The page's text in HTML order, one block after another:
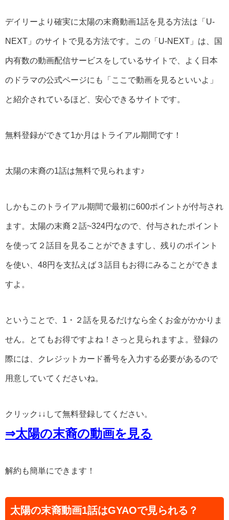
デイリーより確実に太陽の末裔動画1話を見る方法は「U-
NEXT」のサイトで見る方法です。この「U-NEXT」は、国
内有数の動画配信サービスをしているサイトで、よく日本
のドラマの公式ページにも「ここで動画を見るといいよ」
と紹介されているほど、安心できるサイトです。
無料登録ができて1か月はトライアル期間です！
太陽の末裔の1話は無料で見られます♪
しかもこのトライアル期間で最初に600ポイントが付与され
ます。太陽の末裔２話~324円なので、付与されたポイント
を使って２話目を見ることができますし、残りのポイント
を使い、48円を支払えば３話目もお得にみることができま
すよ。
ということで、1・２話を見るだけなら全くお金がかかりま
せん。とてもお得ですよね！さっと見られますよ。登録の
際には、クレジットカード番号を入力する必要があるので
用意していてくださいね。
クリック↓↓して無料登録してください。
⇒太陽の末裔の動画を見る
解約も簡単にできます！
太陽の末裔動画1話はGYAOで見られる？